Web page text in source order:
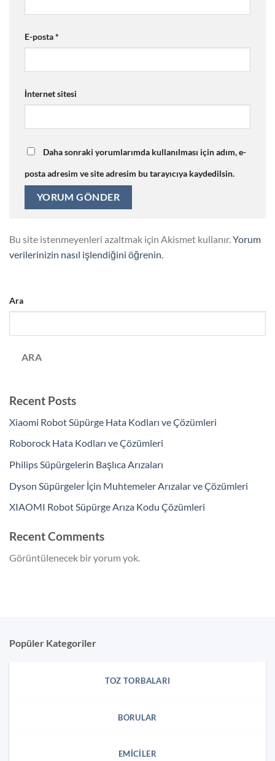
E-posta*
İnternet sitesi
Daha sonraki yorumlarımda kullanılması için adım, e-
posta adresim ve site adresim bu tarayıcıya kaydedilsin.
Bu site istenmeyenleri azaltmak için Akismet kullanır.Yorum
verilerinizin nasıl işlendiğini öğrenin.
Ara
ARA
Recent Posts
Xiaomi Robot Süpürge Hata Kodları ve Çözümleri
Roborock Hata Kodları ve Çözümleri
Philips Süpürgelerin Başlıca Arızaları
Dyson Süpürgeler İçin Muhtemeler Arızalar ve Çözümleri
XIAOMI Robot Süpürge Arıza Kodu Çözümleri
Recent Comments
Görüntülenecek bir yorum yok.
Popüler Kategoriler
TOZ TORBALARI
BORULAR
EMICILER